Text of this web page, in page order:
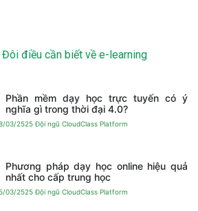
Đôi điều cần biết về e-learning
Phần mềm dạy học trực tuyến có ý
nghĩa gì trong thời đại 4.0?
03/2525 Đội ngũ CloudClass Platform
Phương pháp dạy học online hiệu quả
nhất cho cấp trung học
03/2525 Đội ngũ CloudClass Platform